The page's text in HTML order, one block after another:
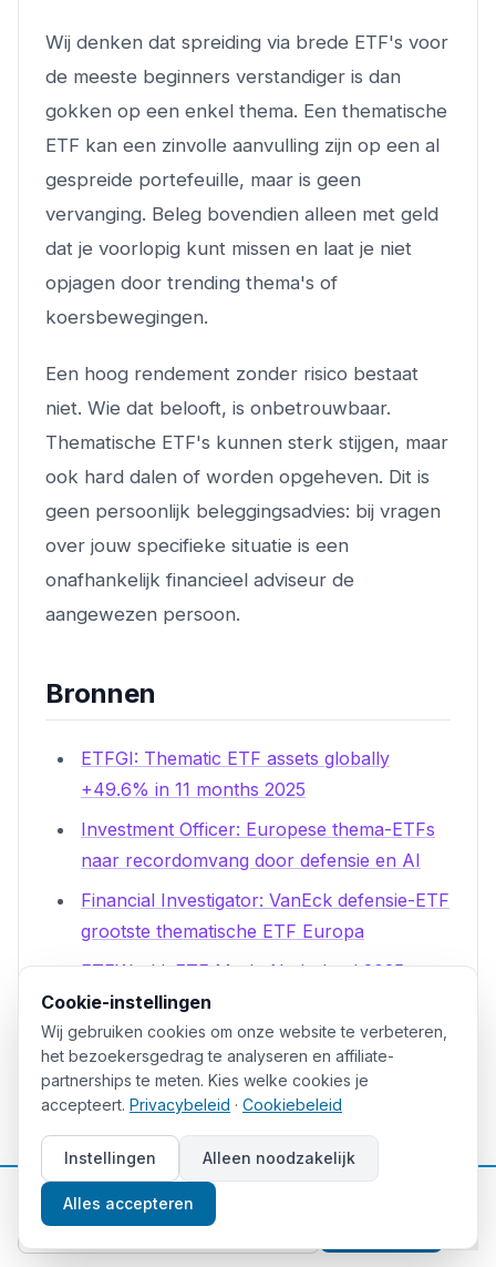
Wij denken dat spreiding via brede ETF's voor
de meeste beginners verstandiger is dan
gokken op een enkel thema. Een thematische
ETF kan een zinvolle aanvulling zijn op een al
gespreide portefeuille, maar is geen
vervanging. Beleg bovendien alleen met geld
dat je voorlopig kunt missen en laat je niet
opjagen door trending thema's of
koersbewegingen.
Een hoog rendement zonder risico bestaat
niet. Wie dat belooft, is onbetrouwbaar.
Thematische ETF's kunnen sterk stijgen, maar
ook hard dalen of worden opgeheven. Dit is
geen persoonlijk beleggingsadvies: bij vragen
over jouw specifieke situatie is een
onafhankelijk financieel adviseur de
aangewezen persoon.
Bronnen
ETFGI: Thematic ETF assets globally
+49.6% in 11 months 2025
Investment Officer: Europese thema-ETFs
naar recordomvang door defensie en AI
Financial Investigator: VanEck defensie-ETF
grootste thematische ETF Europa
ETFWorld: ETF Markt Nederland 2025
groeiversnelling
Morningstar: You're likely going to
underperform with a thematic ETF
NBER Working Paper: Competition for
Attention in the ETF Space
Longbridge Academy: ETF Expense Ratios
Comparing Costs Across Markets
Cookie-instellingen
Wij gebruiken cookies om onze website te verbeteren,
het bezoekersgedrag te analyseren en affiliate-
partnerships te meten. Kies welke cookies je
accepteert. Privacybeleid · Cookiebeleid
Instellingen Alleen noodzakelijk
Alles accepteren
📈 Gratis beleggingstips